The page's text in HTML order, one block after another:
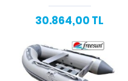
30.864,00 TL